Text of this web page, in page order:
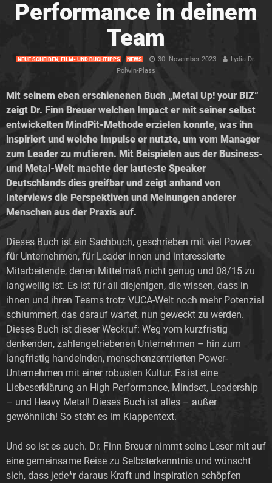
Performance in deinem
Team
NEUE SCHEIBEN, FILM- UND BUCHTIPPS NEWS 30. November 2023
Lydia Dr.
Polwin-Plass
Mit seinem eben erschienenen Buch „Metal Up! your BIZ“
zeigt Dr. Finn Breuer welchen Impact er mit seiner selbst
entwickelten MindPit-Methode erzielen konnte, was ihn
inspiriert und welche Impulse er nutzte, um vom Manager
zum Leader zu mutieren. Mit Beispielen aus der Business-
und Metal-Welt machte der lauteste Speaker
Deutschlands dies greifbar und zeigt anhand von
Interviews die Perspektiven und Meinungen anderer
Menschen aus der Praxis auf.
Dieses Buch ist ein Sachbuch, geschrieben mit viel Power,
für Unternehmen, für Leader innen und interessierte
Mitarbeitende, denen Mittelmaß nicht genug und 08/15 zu
langweilig ist. Es ist für all diejenigen, die wissen, dass in
ihnen und ihren Teams trotz VUCA-Welt noch mehr Potenzial
schlummert, das darauf wartet, nun geweckt zu werden.
Dieses Buch ist dieser Weckruf: Weg vom kurzfristig
denkenden, zahlengetriebenen Unternehmen – hin zum
langfristig handelnden, menschenzentrierten Power-
Unternehmen mit einer robusten Kultur. Es ist eine
Liebeserklärung an High Performance, Mindset, Leadership
– und Heavy Metal! Dieses Buch ist alles – außer
gewöhnlich! So steht es im Klappentext.
Und so ist es auch. Dr. Finn Breuer nimmt seine Leser mit auf
eine gemeinsame Reise zu Selbsterkenntnis und wünscht
sich, dass jede*r daraus Kraft und Inspiration schöpfen